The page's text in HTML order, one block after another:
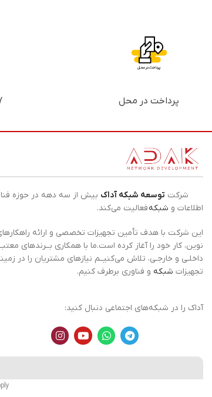
پرداخت در محل 7 روز
شرکت توسعه شبکه آداک بیش از سه دهه در حوزه
اطلاعات و شبکهفعالیت می‌کند.
این شرکت با هدف تأمین تجهیزات تخصصی و ارائه
نوین، کار خود را آغاز کرده است.ما با همکاری بــرندهای
داخلـی و خارجـی، تلاش می‌کنیــم نیازهای مشتریان را در
تجهیزات شبکه و فناوری برطرف کنیم.
آداک را در شبکه‌های اجتماعی دنبال کنید: